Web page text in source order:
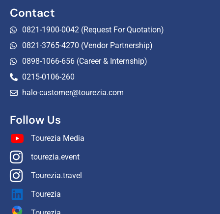
Contact
0821-1900-0042 (Request For Quotation)
0821-3765-4270 (Vendor Partnership)
0898-1066-656 (Career & Internship)
0215-0106-260
halo-customer@tourezia.com
Follow Us
Tourezia Media
tourezia.event
Tourezia.travel
Tourezia